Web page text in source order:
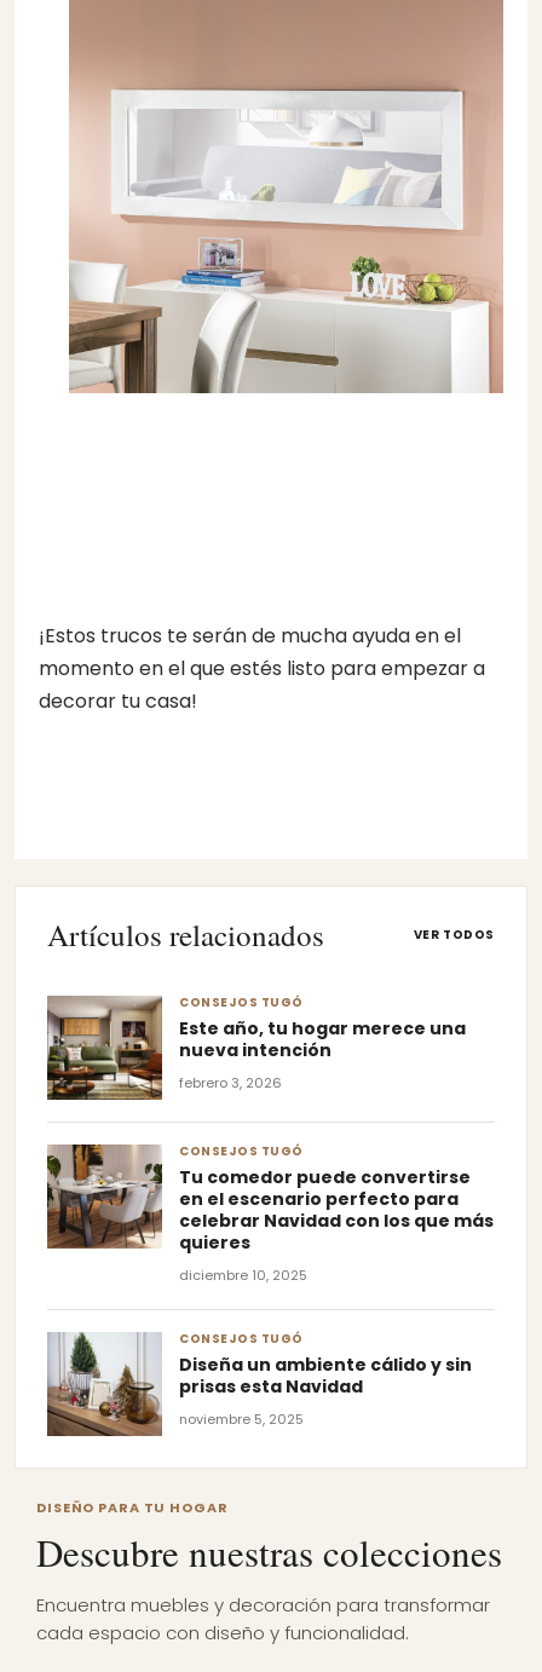
¡Estos trucos te serán de mucha ayuda en el
momento en el que estés listo para empezar a
decorar tu casa!
Artículos relacionados VER TODOS
CONSEJOS TUGÓ
Este año, tu hogar merece una
nueva intención
febrero 3, 2026
CONSEJOS TUGÓ
Tu comedor puede convertirse
en el escenario perfecto para
celebrar Navidad con los que más
quieres
diciembre 10, 2025
CONSEJOS TUGÓ
Diseña un ambiente cálido y sin
prisas esta Navidad
noviembre 5, 2025
DISEÑO PARA TU HOGAR
Descubre nuestras colecciones
Encuentra muebles y decoración para transformar
cada espacio con diseño y funcionalidad.